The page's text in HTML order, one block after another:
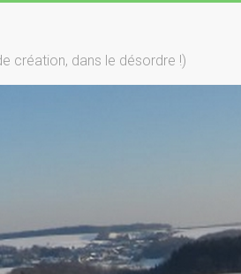
création, dans le désordre !)